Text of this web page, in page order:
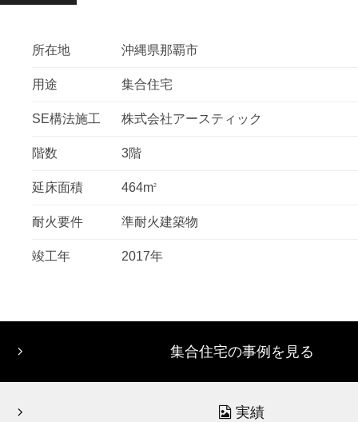
所在地 沖縄県那覇市
用途 集合住宅
SE構法施工 株式会社アースティック
階数 3階
延床面積 464m2
耐火要件 準耐火建築物
竣工年 2017年
集合住宅の事例を見る
実績